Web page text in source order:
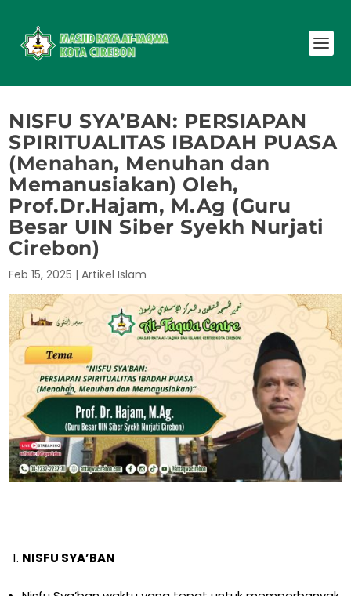
NISFU SYA’BAN: PERSIAPAN
SPIRITUALITAS IBADAH PUASA
(Menahan, Menuhan dan
Memanusiakan) Oleh,
Prof.Dr.Hajam, M.Ag (Guru
Besar UIN Siber Syekh Nurjati
Cirebon)
Feb 15, 2025 |Artikel Islam
NISFU SYA’BAN